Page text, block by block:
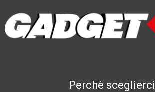
Perchè sceglierci